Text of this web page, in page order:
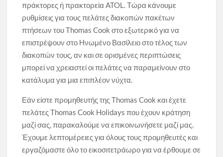
πράκτορες ή πρακτορεία ATOL. Τώρα κάνουμε
ρυθμίσεις για τους πελάτες διακοπών πακέτων
πτήσεων του Thomas Cook στο εξωτερικό για να
επιστρέψουν στο Ηνωμένο Βασίλειο στο τέλος των
διακοπών τους, αν και σε ορισμένες περιπτώσεις
μπορεί να χρειαστεί οι πελάτες να παραμείνουν στο
κατάλυμα για μια επιπλέον νύχτα.
Εάν είστε προμηθευτής της Thomas Cook και έχετε
πελάτες Thomas Cook Holidays που έχουν κράτηση
μαζί σας, παρακαλούμε να επικοινωνήσετε μαζί μας.
Έχουμε λεπτομέρειες για όλους τους προμηθευτές και
εργαζόμαστε όλο το εικοσιτετράωρο για να έρθουμε σε